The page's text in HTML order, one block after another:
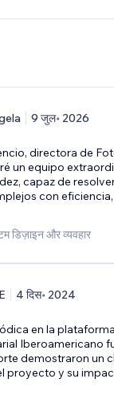
9 जुल॰ 2026
directora de
un equipo
capaz de
con eficiencia,
डिज़ाइन और व्यवहार
4 दिस॰ 2024
en la
Iberoamericano
demostraron un
proyecto y su